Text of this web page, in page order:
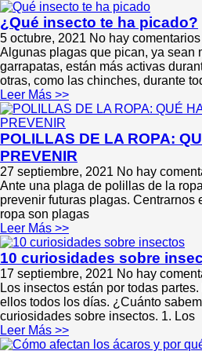
¿Qué insecto te ha picado?
5 octubre, 2021 No hay comentarios
Algunas plagas que pican, ya sean
garrapatas, están más activas
otras, como las chinches, durante
Leer Más >>
POLILLAS DE LA ROPA:
PREVENIR
27 septiembre, 2021 No hay
Ante una plaga de polillas de la
prevenir futuras plagas. Centrarnos
ropa son plagas
Leer Más >>
10 curiosidades sobre
17 septiembre, 2021 No hay
Los insectos están por todas
ellos todos los días. ¿Cuánto
curiosidades sobre insectos. 1. Los
Leer Más >>